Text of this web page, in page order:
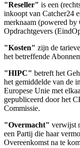
"Reseller" is een
inkoopt van Catcher24
merknaam (powered by
Opdrachtgevers (
"Kosten" zijn de
het betreffende
"HIPC" betreft het
het gemiddelde van de
Europese Unie met
gepubliceerd door het
Commissie.
"Overmacht" verwijst
een Partij die haar
Overeenkomst na te